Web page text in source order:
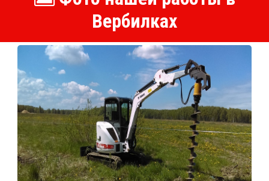
Вербилках